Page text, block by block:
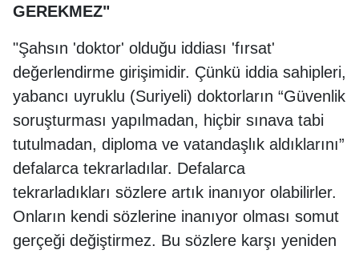
GEREKMEZ"
"Şahsın 'doktor' olduğu iddiası 'fırsat'
değerlendirme girişimidir. Çünkü iddia sahipleri,
yabancı uyruklu (Suriyeli) doktorların “Güvenlik
soruşturması yapılmadan, hiçbir sınava tabi
tutulmadan, diploma ve vatandaşlık aldıklarını”
defalarca tekrarladılar. Defalarca
tekrarladıkları sözlere artık inanıyor olabilirler.
Onların kendi sözlerine inanıyor olması somut
gerçeği değiştirmez. Bu sözlere karşı yeniden